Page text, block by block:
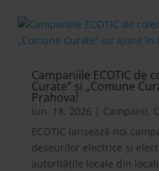
Campaniile ECOTIC de
Curate” și „Comune
Prahova!
iun. 18, 2026 | Campanii,
ECOTIC lansează noi
deșeurilor electrice și
autoritățile locale din